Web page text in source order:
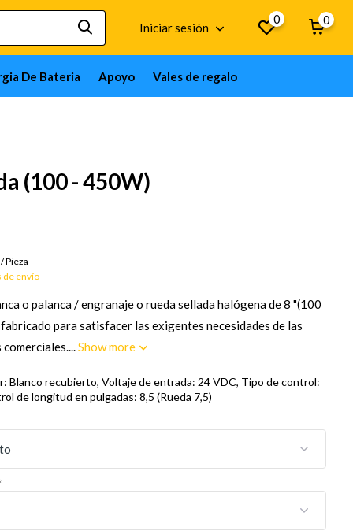
Iniciar sesión
0 0
De Bateria Apoyo Vales de regalo
(100 - 450W)
/Pieza
de envío
o palanca / engranaje o rueda sellada halógena de 8 "(100
para satisfacer las exigentes necesidades de las
comerciales....Show more
Blanco recubierto, Voltaje de entrada: 24 VDC, Tipo de control:
de longitud en pulgadas: 8,5 (Rueda 7,5)